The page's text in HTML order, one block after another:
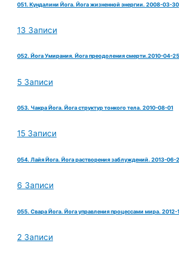
051. Кундалини Йога. Йога жизненной энергии. 2008-03-30
13 Записи
052. Йога Умирания. Йога преодоления смерти.2010-04-25
5 Записи
053. Чакра Йога. Йога структур тонкого тела. 2010-08-01
15 Записи
054. Лайя Йога. Йога растворения заблуждений. 2013-06-
6 Записи
055. Свара Йога. Йога управления процессами мира. 2012-
2 Записи